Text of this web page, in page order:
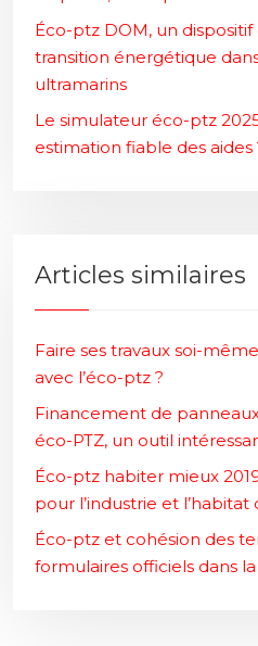
Éco-ptz DOM, un
transition énergétique
ultramarins
Le simulateur éco-ptz
estimation fiable des aides
Articles similaires
Faire ses travaux soi-
avec l’éco-ptz ?
Financement de
éco-PTZ, un outil
Éco-ptz habiter mieux
pour l’industrie et l’habitat
Éco-ptz et cohésion des
formulaires officiels dans